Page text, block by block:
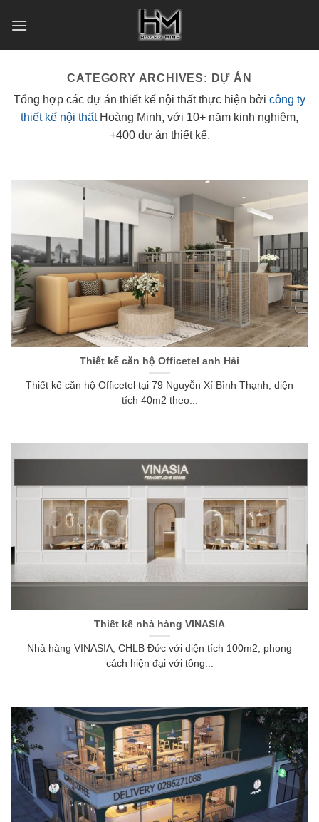
CATEGORY ARCHIVES: DỰ ÁN
Tổng hợp các dự án thiết kế nội thất thực hiện bởi công ty
thiết kế nội thấtHoàng Minh, với 10+ năm kinh nghiêm,
+400 dự án thiết kế.
Thiết kế căn hộ Officetel anh Hải
Thiết kế căn hộ Officetel tại 79 Nguyễn Xí Bình Thạnh, diện
tích 40m2 theo...
Thiết kế nhà hàng VINASIA
Nhà hàng VINASIA, CHLB Đức với diện tích 100m2, phong
cách hiện đại với tông...